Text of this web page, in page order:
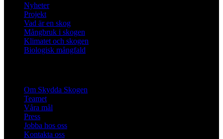
Nyheter
Projekt
Vad är en skog
Mångbruk i skogen
Klimatet och skogen
Biologisk mångfald
Om Skydda Skogen
Teamet
Våra mål
Press
Jobba hos oss
Kontakta oss